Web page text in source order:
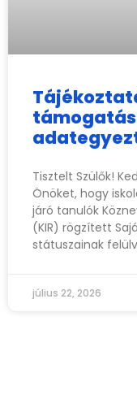
Tisztelt Szülők!
Önöket, hogy
járó tanulók
(KIR) rögzített
státuszainak
július 22, 2026